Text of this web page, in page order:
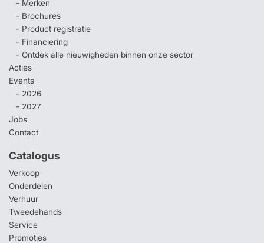
- Merken
- Brochures
- Product registratie
- Financiering
- Ontdek alle nieuwigheden binnen onze sector
Acties
Events
- 2026
- 2027
Jobs
Contact
Catalogus
Verkoop
Onderdelen
Verhuur
Tweedehands
Service
Promoties